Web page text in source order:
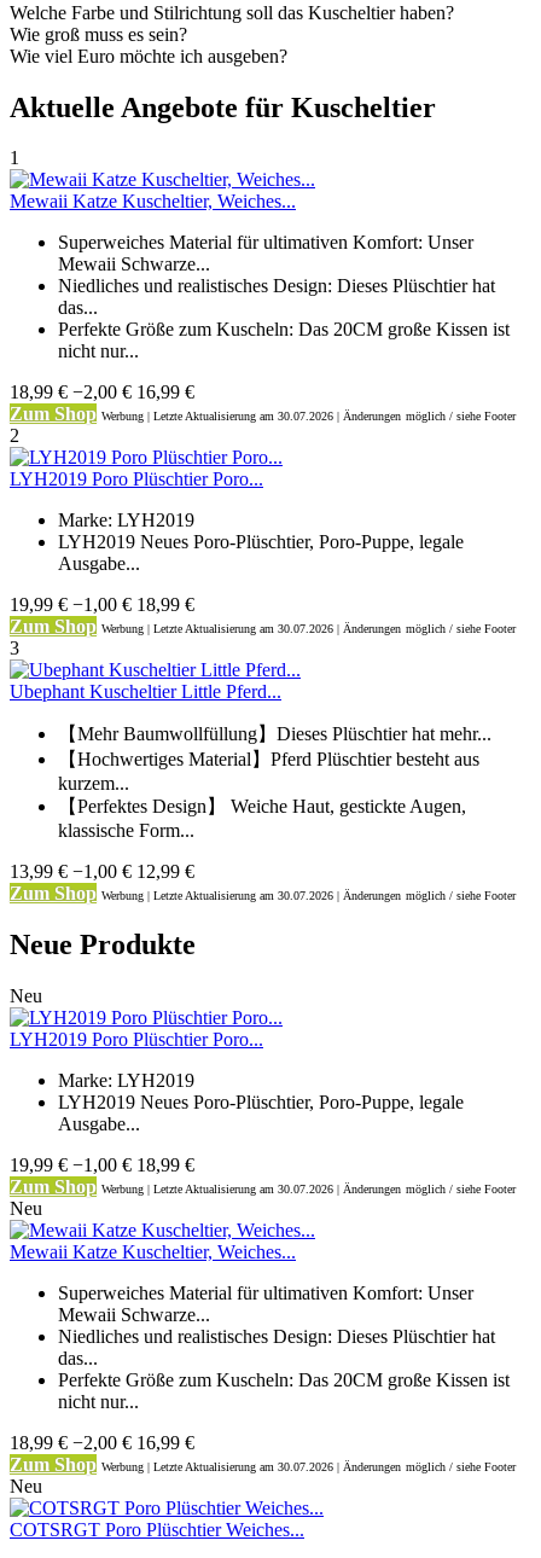
Welche Farbe und Stilrichtung soll das Kuscheltier haben?
Wie groß muss es sein?
Wie viel Euro möchte ich ausgeben?
Aktuelle Angebote für Kuscheltier
1
Mewaii Katze Kuscheltier, Weiches...
Superweiches Material für ultimativen Komfort: Unser
Mewaii Schwarze...
Niedliches und realistisches Design: Dieses Plüschtier hat
das...
Perfekte Größe zum Kuscheln: Das 20CM große Kissen ist
nicht nur...
18,99 € −2,00 € 16,99 €
Zum Shop Werbung | Letzte Aktualisierung am 30.07.2026 | Änderungen möglich / siehe Footer
2
LYH2019 Poro Plüschtier Poro...
Marke: LYH2019
LYH2019 Neues Poro-Plüschtier, Poro-Puppe, legale
Ausgabe...
19,99 € −1,00 € 18,99 €
Zum Shop Werbung | Letzte Aktualisierung am 30.07.2026 | Änderungen möglich / siehe Footer
3
Ubephant Kuscheltier Little Pferd...
【Mehr Baumwollfüllung】Dieses Plüschtier hat mehr...
【Hochwertiges Material】Pferd Plüschtier besteht aus
kurzem...
【Perfektes Design】 Weiche Haut, gestickte Augen,
klassische Form...
13,99 € −1,00 € 12,99 €
Zum Shop Werbung | Letzte Aktualisierung am 30.07.2026 | Änderungen möglich / siehe Footer
Neue Produkte
Neu
LYH2019 Poro Plüschtier Poro...
Marke: LYH2019
LYH2019 Neues Poro-Plüschtier, Poro-Puppe, legale
Ausgabe...
19,99 € −1,00 € 18,99 €
Zum Shop Werbung | Letzte Aktualisierung am 30.07.2026 | Änderungen möglich / siehe Footer
Neu
Mewaii Katze Kuscheltier, Weiches...
Superweiches Material für ultimativen Komfort: Unser
Mewaii Schwarze...
Niedliches und realistisches Design: Dieses Plüschtier hat
das...
Perfekte Größe zum Kuscheln: Das 20CM große Kissen ist
nicht nur...
18,99 € −2,00 € 16,99 €
Zum Shop Werbung | Letzte Aktualisierung am 30.07.2026 | Änderungen möglich / siehe Footer
Neu
COTSRGT Poro Plüschtier Weiches...